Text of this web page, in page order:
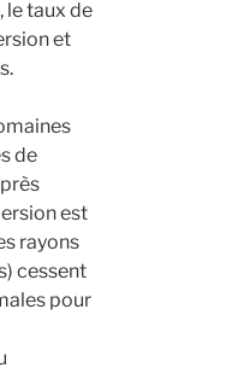
le taux de
et
de
est
rayons
cessent
pour